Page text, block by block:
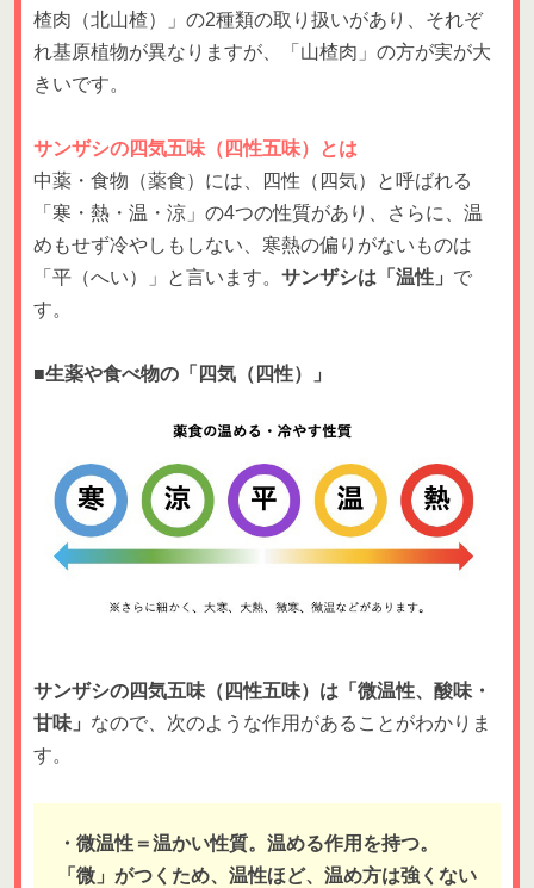
楂肉（北山楂）」の2種類の取り扱いがあり、それぞ
れ基原植物が異なりますが、「山楂肉」の方が実が大
きいです。
サンザシの四気五味（四性五味）とは
中薬・食物（薬食）には、四性（四気）と呼ばれる
「寒・熱・温・涼」の4つの性質があり、さらに、温
めもせず冷やしもしない、寒熱の偏りがないものは
「平（へい）」と言います。 サンザシは「温性」 で
す。
■生薬や食べ物の「四気（四性）」
サンザシの四気五味（四性五味）は「微温性、酸味・
甘味」 なので、次のような作用があることがわかりま
す。
・微温性＝温かい性質。温める作用を持つ。
「微」がつくため、温性ほど、温め方は強くない